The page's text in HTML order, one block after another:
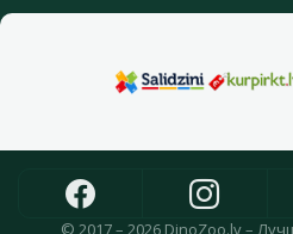
© 2017 – 2026 DinoZoo.lv –